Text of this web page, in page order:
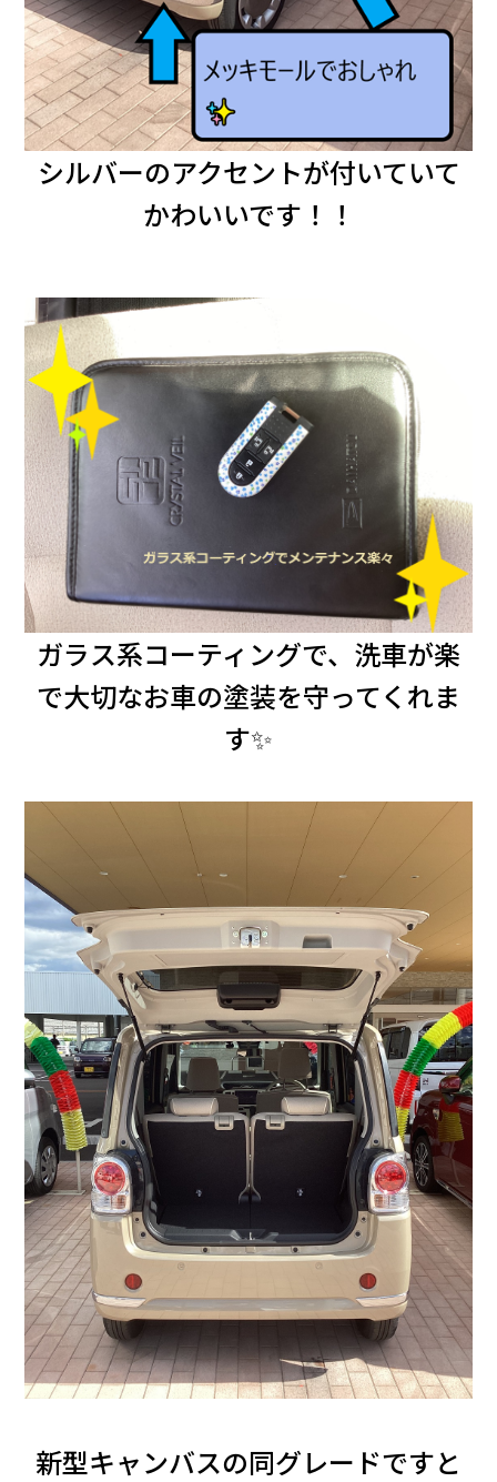
シルバーのアクセントが付いていて
かわいいです！！
ガラス系コーティングで、洗車が楽
で大切なお車の塗装を守ってくれま
す✨
新型キャンバスの同グレードですと